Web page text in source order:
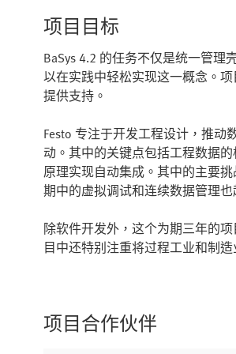
项目目标
BaSys 4.2 的任务不仅是统一管
以在实践中轻松实现这一概念。
提供支持。
Festo 专注于开发工程设计，推
动。其中的关键点包括工程数据
原理实现自动集成。其中的主要
期中的虚拟调试和连续数据管理也
除软件开发外，这个为期三年的
目中还特别注重将过程工业和制
项目合作伙伴